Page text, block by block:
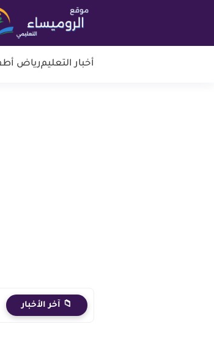
أخبار التعليمرياض
📁 آخر الأخبار